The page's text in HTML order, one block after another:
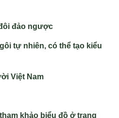
đảo ngược
tự nhiên, có thể tạo kiểu
Việt Nam
khảo biểu đồ ở trang